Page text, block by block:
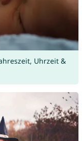
Uhrzeit &